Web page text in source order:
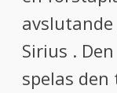
Sirius .
spelas den